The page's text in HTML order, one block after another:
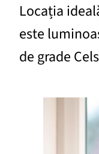
Locația
este
de grade